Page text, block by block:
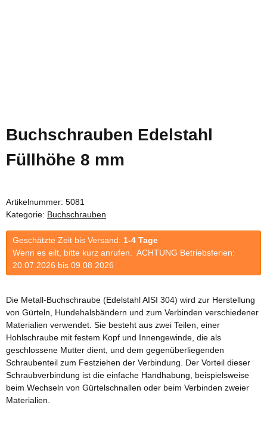
Buchschrauben Edelstahl
Füllhöhe 8 mm
Artikelnummer: 5081
Kategorie: Buchschrauben
Geschätzte Zeit bis Versand: 1-4 Tage
Wenn es eilt, bitte kurz anrufen. ACHTUNG Betriebsferien:
20.07.2026 bis 09.08.2026
Die Metall-Buchschraube (Edelstahl AISI 304) wird zur Herstellung
von Gürteln, Hundehalsbändern und zum Verbinden verschiedener
Materialien verwendet. Sie besteht aus zwei Teilen, einer
Hohlschraube mit festem Kopf und Innengewinde, die als
geschlossene Mutter dient, und dem gegenüberliegenden
Schraubenteil zum Festziehen der Verbindung. Der Vorteil dieser
Schraubverbindung ist die einfache Handhabung, beispielsweise
beim Wechseln von Gürtelschnallen oder beim Verbinden zweier
Materialien.